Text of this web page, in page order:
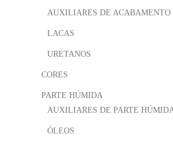
AUXILIARES DE ACABAMENTO
LACAS
URETANOS
CORES
PARTE HÚMIDA
AUXILIARES DE PARTE
ÓLEOS